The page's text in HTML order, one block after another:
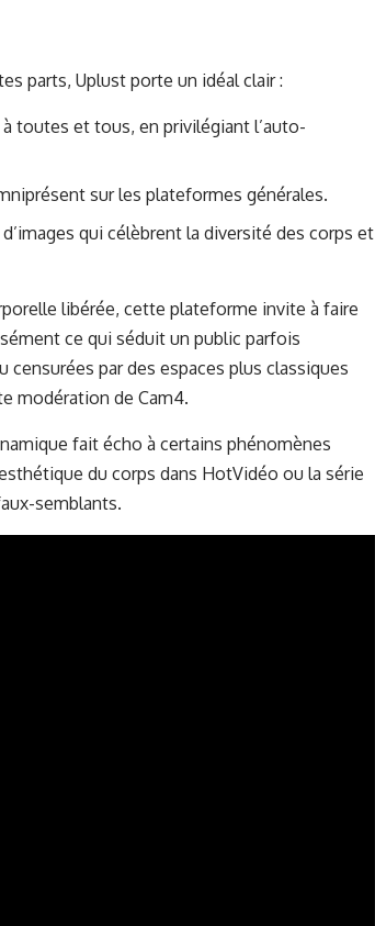
parts, Uplust porte un idéal clair :
à toutes et tous, en privilégiant l’auto-
sur les plateformes générales.
qui célèbrent la diversité des corps et
libérée, cette plateforme invite à faire
ce qui séduit un public parfois
par des espaces plus classiques
modération de Cam4.
fait écho à certains phénomènes
du corps dans HotVidéo ou la série
semblants.